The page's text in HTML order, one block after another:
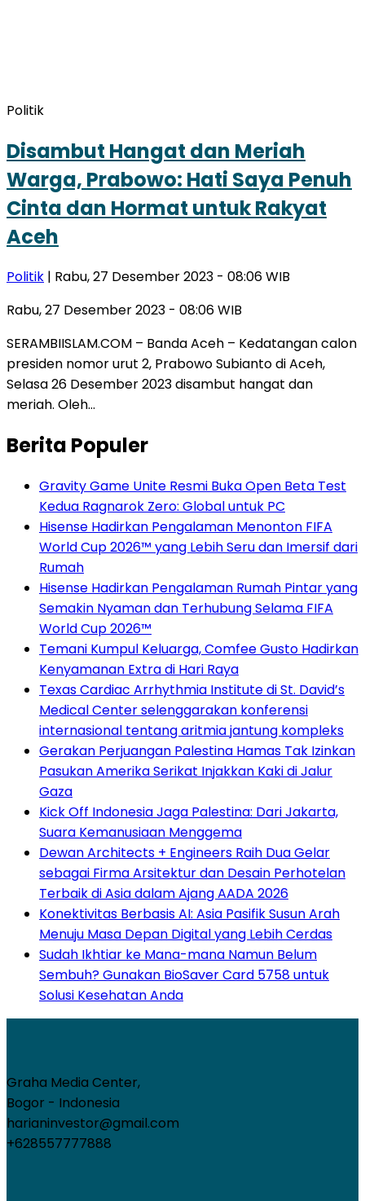
Politik
Disambut Hangat dan Meriah
Warga, Prabowo: Hati Saya Penuh
Cinta dan Hormat untuk Rakyat
Aceh
Politik | Rabu, 27 Desember 2023 - 08:06 WIB
Rabu, 27 Desember 2023 - 08:06 WIB
SERAMBIISLAM.COM – Banda Aceh – Kedatangan calon
presiden nomor urut 2, Prabowo Subianto di Aceh,
Selasa 26 Desember 2023 disambut hangat dan
meriah. Oleh…
Berita Populer
Gravity Game Unite Resmi Buka Open Beta Test
Kedua Ragnarok Zero: Global untuk PC
Hisense Hadirkan Pengalaman Menonton FIFA
World Cup 2026™ yang Lebih Seru dan Imersif dari
Rumah
Hisense Hadirkan Pengalaman Rumah Pintar yang
Semakin Nyaman dan Terhubung Selama FIFA
World Cup 2026™
Temani Kumpul Keluarga, Comfee Gusto Hadirkan
Kenyamanan Extra di Hari Raya
Texas Cardiac Arrhythmia Institute di St. David’s
Medical Center selenggarakan konferensi
internasional tentang aritmia jantung kompleks
Gerakan Perjuangan Palestina Hamas Tak Izinkan
Pasukan Amerika Serikat Injakkan Kaki di Jalur
Gaza
Kick Off Indonesia Jaga Palestina: Dari Jakarta,
Suara Kemanusiaan Menggema
Dewan Architects + Engineers Raih Dua Gelar
sebagai Firma Arsitektur dan Desain Perhotelan
Terbaik di Asia dalam Ajang AADA 2026
Konektivitas Berbasis AI: Asia Pasifik Susun Arah
Menuju Masa Depan Digital yang Lebih Cerdas
Sudah Ikhtiar ke Mana-mana Namun Belum
Sembuh? Gunakan BioSaver Card 5758 untuk
Solusi Kesehatan Anda
Graha Media Center,
Bogor - Indonesia
harianinvestor@gmail.com
+628557777888